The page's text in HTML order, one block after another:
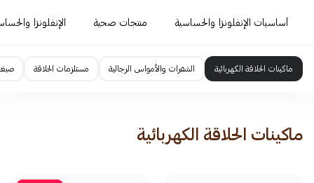
أساسيات الإنفلونزا والحساسية منتجات صحية الإنفلونزا
ماكينات الحلاقة الكهربائية الشفرات والأمواس الرجالية مستلزمات الحلاقة
ماكينات الحلاقة الكهربائية